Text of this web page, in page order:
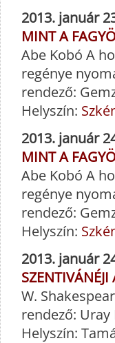
2013. január
MINT A
Abe Kobó A
regénye
rendező:
Helyszín:
2013. január
MINT A
Abe Kobó A
regénye
rendező:
Helyszín:
2013. január
W.
rendező: Uray
Helyszín: